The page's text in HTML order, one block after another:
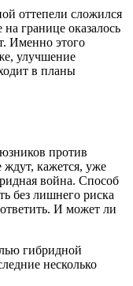
оттепели сложился
границе оказалось
Именно этого
улучшение
в планы
против
кажется, уже
война. Способ
без лишнего риска
И может ли
гибридной
несколько